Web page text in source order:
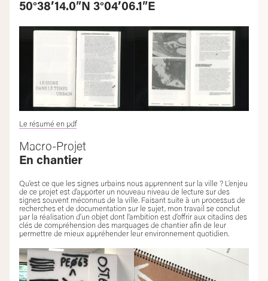
50°38’14.0″N 3°04’06.1″E
Le résumé en pdf
Macro-Projet
En chantier
Qu’est ce que les signes urbains nous apprennent sur la ville ? L’enjeu
de ce projet est d’apporter un nouveau niveau de lecture sur des
signes souvent méconnus de la ville. Faisant suite à un processus de
recherches et de documentation sur le sujet, mon travail se conclut
par la réalisation d’un objet dont l’ambition est d’offrir aux citadins des
clés de compréhension des marquages de chantier afin de leur
permettre de mieux appréhender leur environnement quotidien.